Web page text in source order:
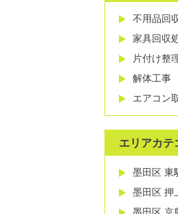
不用品回
家具回収
片付け整
解体工事
エアコン
エリアカテ
墨田区 東
墨田区 押